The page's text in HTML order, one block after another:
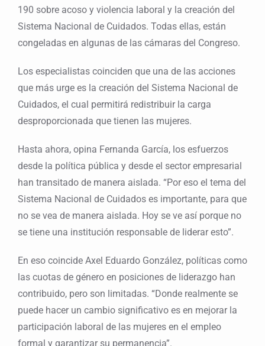
190 sobre acoso y violencia laboral y la creación del
Sistema Nacional de Cuidados. Todas ellas, están
congeladas en algunas de las cámaras del Congreso.
Los especialistas coinciden que una de las acciones
que más urge es la creación del Sistema Nacional de
Cuidados, el cual permitirá redistribuir la carga
desproporcionada que tienen las mujeres.
Hasta ahora, opina Fernanda García, los esfuerzos
desde la política pública y desde el sector empresarial
han transitado de manera aislada. “Por eso el tema del
Sistema Nacional de Cuidados es importante, para que
no se vea de manera aislada. Hoy se ve así porque no
se tiene una institución responsable de liderar esto”.
En eso coincide Axel Eduardo González, políticas como
las cuotas de género en posiciones de liderazgo han
contribuido, pero son limitadas. “Donde realmente se
puede hacer un cambio significativo es en mejorar la
participación laboral de las mujeres en el empleo
formal y garantizar su permanencia”.